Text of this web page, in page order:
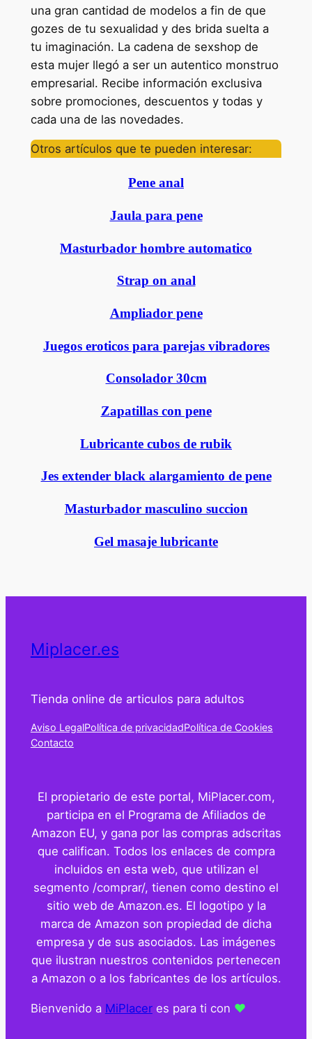
una gran cantidad de modelos a fin de que
gozes de tu sexualidad y des brida suelta a
tu imaginación. La cadena de sexshop de
esta mujer llegó a ser un autentico monstruo
empresarial. Recibe información exclusiva
sobre promociones, descuentos y todas y
cada una de las novedades.
Otros artículos que te pueden interesar:
Pene anal
Jaula para pene
Masturbador hombre automatico
Strap on anal
Ampliador pene
Juegos eroticos para parejas vibradores
Consolador 30cm
Zapatillas con pene
Lubricante cubos de rubik
Jes extender black alargamiento de pene
Masturbador masculino succion
Gel masaje lubricante
Miplacer.es
Tienda online de articulos para adultos
Aviso LegalPolítica de privacidadPolítica de Cookies
Contacto
El propietario de este portal, MiPlacer.com,
participa en el Programa de Afiliados de
Amazon EU, y gana por las compras adscritas
que califican. Todos los enlaces de compra
incluidos en esta web, que utilizan el
segmento /comprar/, tienen como destino el
sitio web de Amazon.es. El logotipo y la
marca de Amazon son propiedad de dicha
empresa y de sus asociados. Las imágenes
que ilustran nuestros contenidos pertenecen
a Amazon o a los fabricantes de los artículos.
Bienvenido a MiPlaceres para ti con ❤